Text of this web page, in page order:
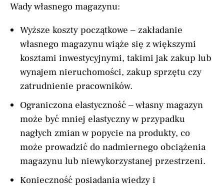
Wady własnego magazynu:
Wyższe koszty początkowe – zakładanie
własnego magazynu wiąże się z większymi
kosztami inwestycyjnymi, takimi jak zakup lub
wynajem nieruchomości, zakup sprzętu czy
zatrudnienie pracowników.
Ograniczona elastyczność – własny magazyn
może być mniej elastyczny w przypadku
nagłych zmian w popycie na produkty, co
może prowadzić do nadmiernego obciążenia
magazynu lub niewykorzystanej przestrzeni.
Konieczność posiadania wiedzy i